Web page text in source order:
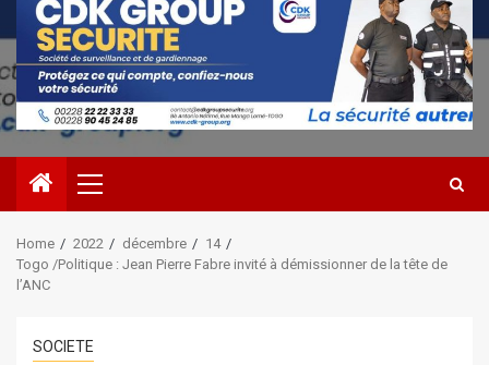
Primary
Menu
Home 2022 décembre
14
Togo /Politique : Jean Pierre Fabre invité à démissionner de la tête de
l’ANC
SOCIETE